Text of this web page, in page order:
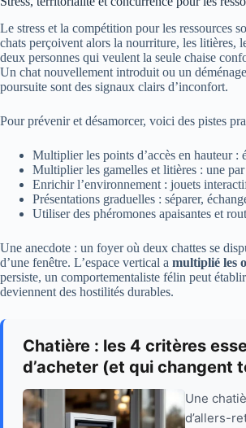
Le stress et la compétition pour les ressources
chats perçoivent alors la nourriture, les litières,
deux personnes qui veulent la seule chaise
Un chat nouvellement introduit ou un
poursuite sont des signaux clairs d’inconfort.
Pour prévenir et désamorcer, voici des pistes
Multiplier les points d’accès en hauteur :
Multiplier les gamelles et litières : une
Enrichir l’environnement : jouets
Présentations graduelles : séparer,
Utiliser des phéromones apaisantes et
Une anecdote : un foyer où deux chattes se
d’une fenêtre. L’espace vertical a multiplié les
persiste, un comportementaliste félin peut
deviennent des hostilités durables.
Chatière : les 4 critères
d’acheter (et qui changent
Une
d’allers-